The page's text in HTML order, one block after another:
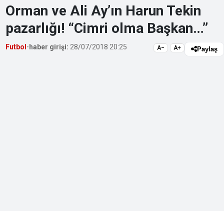
Orman ve Ali Ay’ın Harun Tekin
pazarlığı! “Cimri olma Başkan…”
Futbol • haber girişi: 28/07/2018 20:25 A− A+ Paylaş